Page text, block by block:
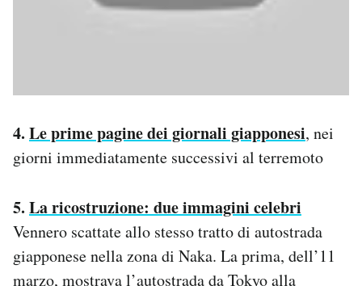
4. Le prime pagine dei giornali giapponesi, nei
giorni immediatamente successivi al terremoto
5. La ricostruzione: due immagini celebri
Vennero scattate allo stesso tratto di autostrada
giapponese nella zona di Naka. La prima, dell’11
marzo, mostrava l’autostrada da Tokyo alla